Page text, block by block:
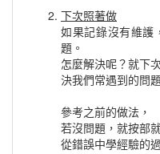
下次照著做
如果記錄沒有維護
題。
怎麼解決呢？就下
決我們常遇到的問
參考之前的做法，
若沒問題，就按部
從錯誤中學經驗的